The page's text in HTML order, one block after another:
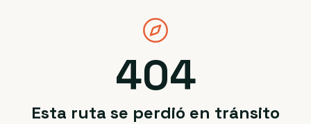
404
Esta ruta se perdió en tránsito